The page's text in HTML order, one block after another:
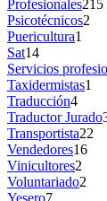
Profesionales215
Psicotécnicos2
Puericultura1
Sat14
Servicios
Taxidermistas1
Traducción4
Traductor Jurado
Transportista22
Vendedores16
Vinicultores2
Voluntariado2
Yesero7